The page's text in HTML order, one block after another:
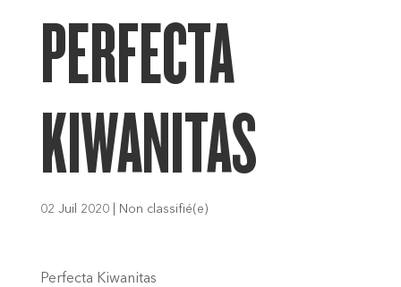
PERFECTA
KIWANITAS
02 Juil 2020| Non classifié(e)
Perfecta Kiwanitas